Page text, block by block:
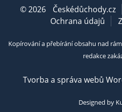
© 2026 Českédůchody.cz
Ochrana údajů
Kopírování a přebírání obsahu nad
redakce
Tvorba a správa webů
Designed by